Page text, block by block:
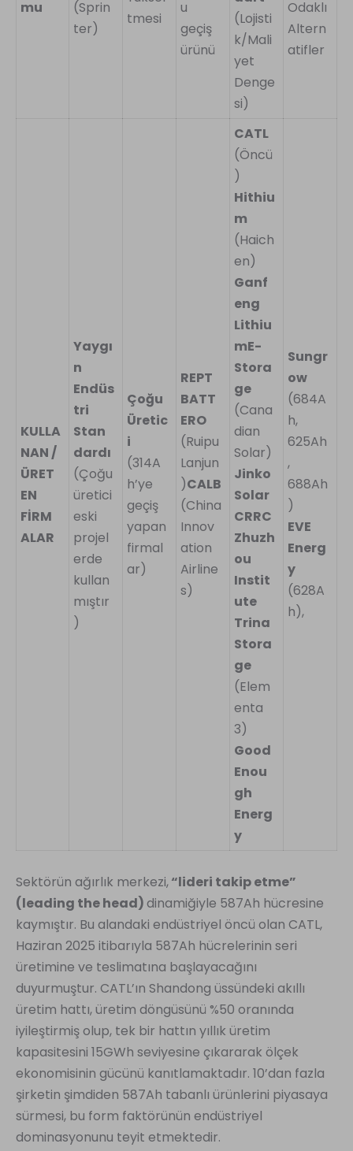
mu
(Sprin
ter)
tmesi
u
geçiş
ürünü
(Lojisti
k/Mali
yet
Denge
si)
Odaklı
Altern
atifler
KULLA
NAN /
ÜRET
EN
FİRM
ALAR
Yaygı
n
Endüs
tri
Stan
dardı
(Çoğu
üretici
eski
projel
erde
kullan
mıştır
)
Çoğu
Üretic
i
(314A
h’ye
geçiş
yapan
firmal
ar)
REPT
BATT
ERO
(Ruipu
Lanjun
)CALB
(China
Innov
ation
Airline
s)
CATL
(Öncü
)
Hithiu
m
(Haich
en)
Ganf
eng
Lithiu
mE-
Stora
ge
(Cana
dian
Solar)
Jinko
Solar
CRRC
Zhuzh
ou
Instit
ute
Trina
Stora
ge
(Elem
enta
3)
Good
Enou
gh
Energ
y
Sungr
ow
(684A
h,
625Ah
,
688Ah
)
EVE
Energ
y
(628A
h),
Sektörün ağırlık merkezi,“lideri takip etme”
(leading the head)dinamiğiyle 587Ah hücresine
kaymıştır. Bu alandaki endüstriyel öncü olan CATL,
Haziran 2025 itibarıyla 587Ah hücrelerinin seri
üretimine ve teslimatına başlayacağını
duyurmuştur. CATL’ın Shandong üssündeki akıllı
üretim hattı, üretim döngüsünü %50 oranında
iyileştirmiş olup, tek bir hattın yıllık üretim
kapasitesini 15GWh seviyesine çıkararak ölçek
ekonomisinin gücünü kanıtlamaktadır. 10’dan fazla
şirketin şimdiden 587Ah tabanlı ürünlerini piyasaya
sürmesi, bu form faktörünün endüstriyel
dominasyonunu teyit etmektedir.